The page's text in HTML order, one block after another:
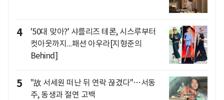
4
'50대 맞아?' 샤를리즈 테론, 시스루부터
컷아웃까지...패션 아우라[지형준의
Behind]
5
"故 서세원 떠난 뒤 연락 끊겼다"…서동
주, 동생과 절연 고백